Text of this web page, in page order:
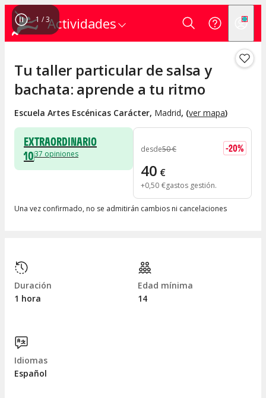
Actividades
1 /3
Tu taller particular de salsa y
bachata: aprende a tu ritmo
Escuela Artes Escénicas Carácter, Madrid, (ver mapa)
EXTRAORDINARIO
1037 opiniones desde50€ -20%
40 €
+0,50 €gastos gestión
Una vez confirmado, no se admitirán cambios ni cancelaciones
Duración
1 hora
Edad mínima
14
Idiomas
Español